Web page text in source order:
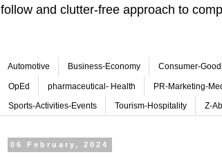
follow and clutter-free approach to
Automotive Business-Economy Consumer-
OpEd pharmaceutical- Health PR-Marketing-
Sports-Activities-Events Tourism-Hospitality Z-
06 February, 2024